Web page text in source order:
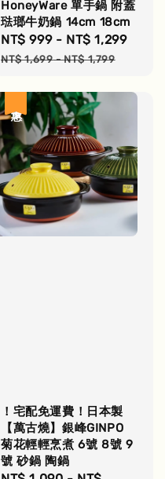
HoneyWare 單手鍋 附蓋
琺瑯牛奶鍋 14cm 18cm
Sale
price
NT$ 999- NT$ 1,299
NT$ 1,699-NT$ 1,799
！宅配免運費！日本製
【萬古燒】銀峰GINPO
菊花輕輕烹煮 6號 8號 9
號 砂鍋 陶鍋